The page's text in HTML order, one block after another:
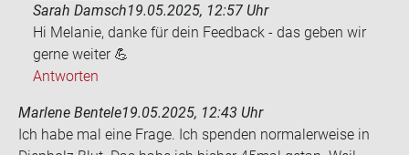
Sarah Damsch19.05.2025, 12:57 Uhr
Hi Melanie, danke für dein Feedback - das geben wir
gerne weiter 💪
Antworten
Marlene Bentele19.05.2025, 12:43 Uhr
Ich habe mal eine Frage. Ich spen­den nor­ma­ler­wei­se in